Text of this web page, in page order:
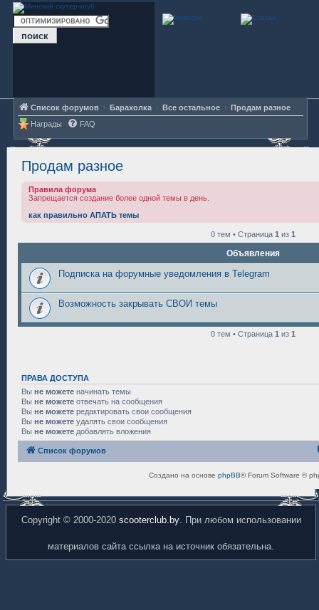
Список форумов Барахолка Все остальное
Продам разное
Награды
FAQ
Продам разное
Правила форума
Запрещается создание более одной темы в день.
как правильно АПАТЬ темы
0 тем • Страница 1 из 1
Объявления
Подписка на форумные уведомления в Telegram
Возможность закрывать СВОИ темы
0 тем • Страница 1 из 1
ПРАВА ДОСТУПА
Вы не можете начинать темы
Вы не можете отвечать на сообщения
Вы не можете редактировать свои сообщения
Вы не можете удалять свои сообщения
Вы не можете добавлять вложения
Список форумов
Создано на основе phpBB® Forum Software ©
Copyright © 2000-2020 scooterclub.by. При любом использовании
материалов сайта ссылка на источник обязательна.